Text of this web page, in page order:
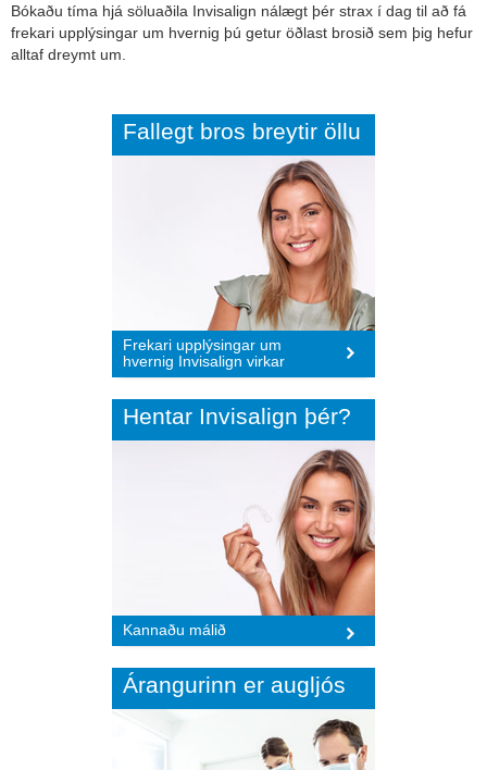
Bókaðu tíma hjá söluaðila Invisalign nálægt þér strax í dag til að fá
frekari upplýsingar um hvernig þú getur öðlast brosið sem þig hefur
alltaf dreymt um.
Fallegt bros breytir öllu
Frekari upplýsingar um
hvernig Invisalign virkar
Hentar Invisalign þér?
Kannaðu málið
Árangurinn er augljós